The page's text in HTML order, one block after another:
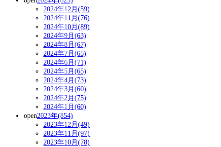
2024年12月(59)
2024年11月(76)
2024年10月(89)
2024年9月(63)
2024年8月(67)
2024年7月(65)
2024年6月(71)
2024年5月(65)
2024年4月(73)
2024年3月(60)
2024年2月(75)
2024年1月(60)
open2023年(854)
2023年12月(49)
2023年11月(97)
2023年10月(78)